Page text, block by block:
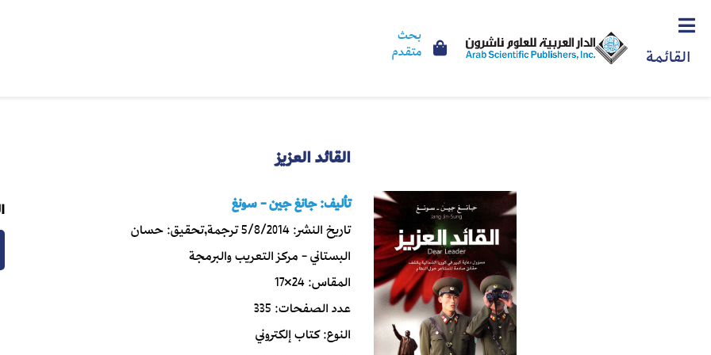
القائمة
بحث
متقدم
القائد العزيز
تأليف:جانغ جين - سونغ
تاريخ النشر:5/8/2014ترجمة,تحقيق:حسان
البستاني - مركز التعريب والبرمجة
المقاس:24×17
عدد الصفحات:335
النوع:كتاب إلكتروني